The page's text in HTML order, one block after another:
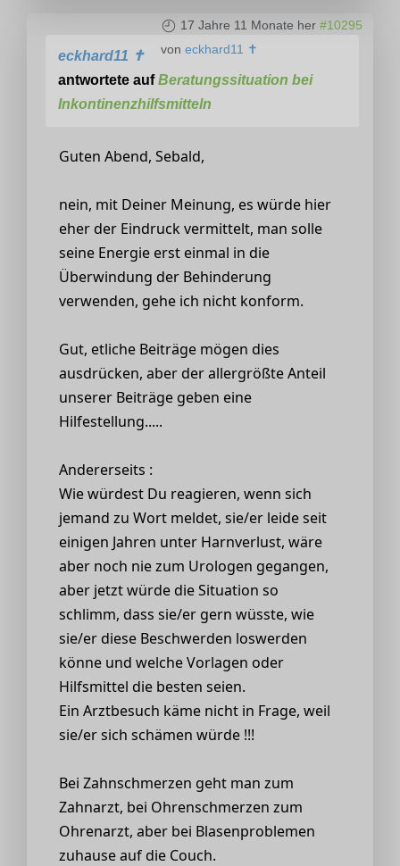
17 Jahre 11 Monate her #10295
von eckhard11 ✝
eckhard11 ✝
antwortete aufBeratungssituation bei
Inkontinenzhilfsmitteln
Guten Abend, Sebald,
nein, mit Deiner Meinung, es würde hier
eher der Eindruck vermittelt, man solle
seine Energie erst einmal in die
Überwindung der Behinderung
verwenden, gehe ich nicht konform.
Gut, etliche Beiträge mögen dies
ausdrücken, aber der allergrößte Anteil
unserer Beiträge geben eine
Hilfestellung.....
Andererseits :
Wie würdest Du reagieren, wenn sich
jemand zu Wort meldet, sie/er leide seit
einigen Jahren unter Harnverlust, wäre
aber noch nie zum Urologen gegangen,
aber jetzt würde die Situation so
schlimm, dass sie/er gern wüsste, wie
sie/er diese Beschwerden loswerden
könne und welche Vorlagen oder
Hilfsmittel die besten seien.
Ein Arztbesuch käme nicht in Frage, weil
sie/er sich schämen würde !!!
Bei Zahnschmerzen geht man zum
Zahnarzt, bei Ohrenschmerzen zum
Ohrenarzt, aber bei Blasenproblemen
zuhause auf die Couch.